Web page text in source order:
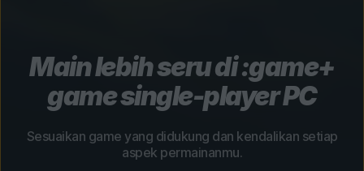
Main lebih seru di :game+
game single-player PC
Sesuaikan game yang didukung dan kendalikan setiap
aspek permainanmu.